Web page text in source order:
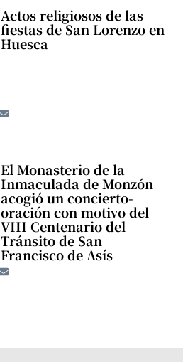
Actos religiosos de las
fiestas de San Lorenzo en
Huesca
El Monasterio de la
Inmaculada de Monzón
acogió un concierto-
oración con motivo del
VIII Centenario del
Tránsito de San
Francisco de Asís